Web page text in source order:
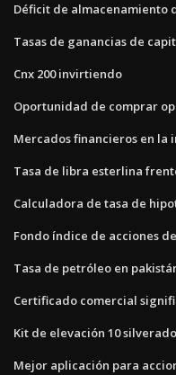
Déficit de almacenamiento
Tasas de ganancias de
Cnx 200 invirtiendo
Oportunidad de comprar
Mercados financieros en la
Tasa de libra esterlina
Calculadora de tasa de
Fondo índice de acciones
Tasa de petróleo en
Certificado comercial
Kit de elevación 10 silverado
Mejor aplicación para